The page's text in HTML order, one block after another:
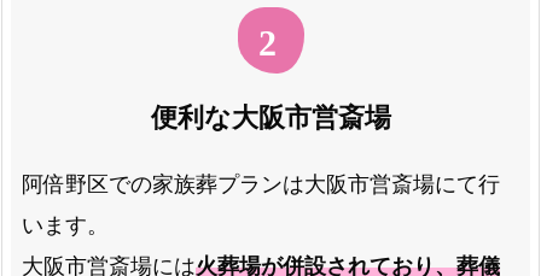
便利な大阪市営斎場
阿倍野区での家族葬プランは大阪市営斎場にて行
います。
大阪市営斎場には火葬場が併設されており、葬儀